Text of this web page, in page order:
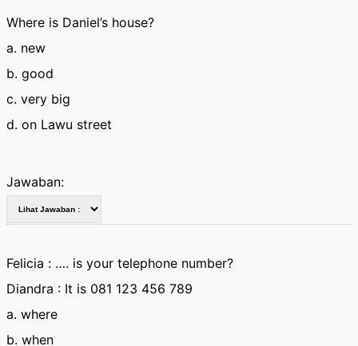
Where is Daniel’s house?
a. new
b. good
c. very big
d. on Lawu street
Jawaban:
Felicia : …. is your telephone number?
Diandra : It is 081 123 456 789
a. where
b. when